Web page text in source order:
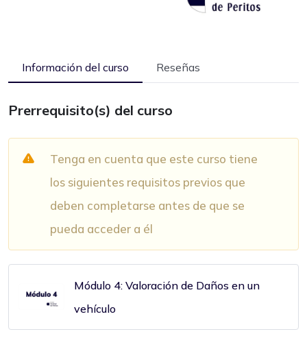
Información del curso Reseñas
Prerrequisito(s) del curso
Tenga en cuenta que este curso tiene
los siguientes requisitos previos que
deben completarse antes de que se
pueda acceder a él
Módulo 4: Valoración de Daños en un
vehículo